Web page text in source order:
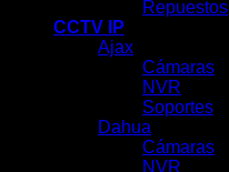
Repuestos
CCTV IP
Ajax
Cámaras
NVR
Soportes
Dahua
Cámaras
NVR